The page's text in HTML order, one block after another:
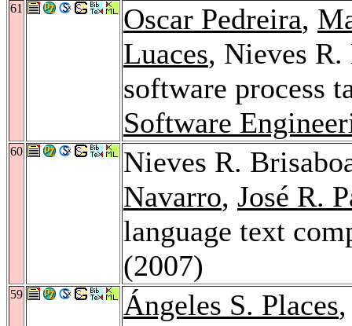
61 Oscar Pedreira,
Luaces, Nieves
software process
Software
60
Nieves R.
Navarro, José R.
language text
(2007)
59 Ángeles S. Places